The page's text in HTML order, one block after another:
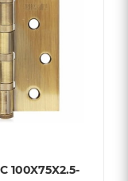
100X75X2.5-